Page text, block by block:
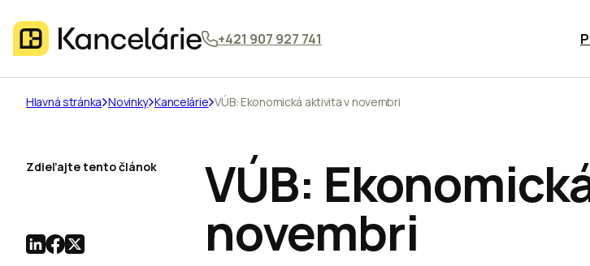
+421 907 927 741
Hlavná stránka Novinky Kancelárie VÚB: Ekonomická aktivita v novembri
VÚB:
novembri
Zdieľajte tento článok